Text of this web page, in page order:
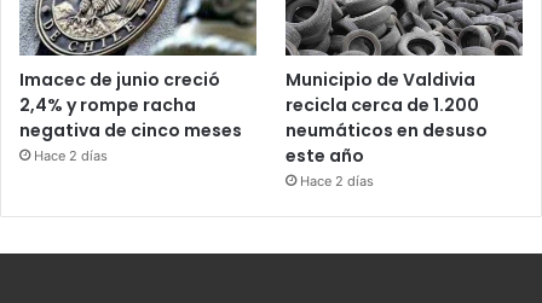
Imacec de junio creció
2,4% y rompe racha
negativa de cinco meses
Hace 2 días
Municipio de Valdivia
recicla cerca de 1.200
neumáticos en desuso
este año
Hace 2 días